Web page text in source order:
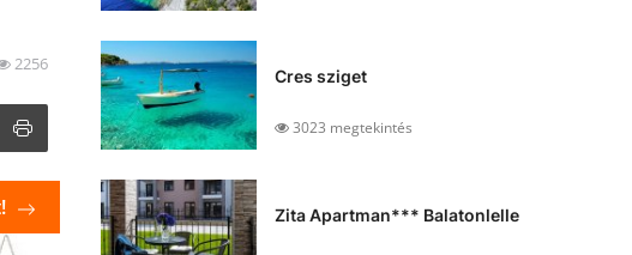
2256
Cres sziget
3023 megtekintés
Zita Apartman*** Balatonlelle